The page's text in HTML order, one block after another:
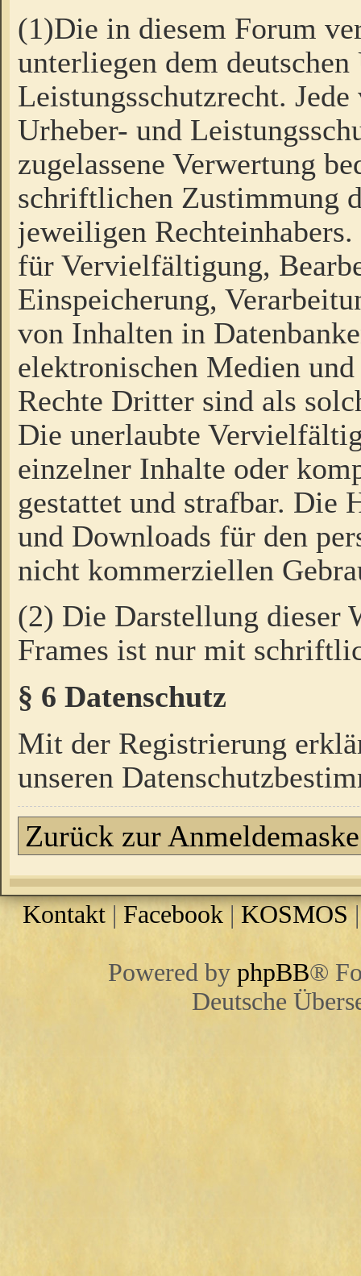
(1)Die in diesem Forum
unterliegen dem
Leistungsschutzrecht.
Urheber- und
zugelassene Verwertung
schriftlichen Zustimmung
jeweiligen
für Vervielfältigung,
Einspeicherung,
von Inhalten in
elektronischen Medien
Rechte Dritter sind als
Die unerlaubte
einzelner Inhalte oder
gestattet und strafbar. Die
und Downloads für den
nicht kommerziellen
(2) Die Darstellung dieser
Frames ist nur mit
§ 6 Datenschutz
Mit der Registrierung
unseren
Zurück zur Anmeldemaske
Kontakt|Facebook|KOSMOS
Powered by phpBB®
Deutsche